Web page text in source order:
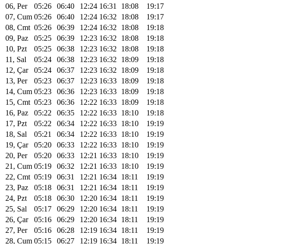
06, Per
05:26 06:40 12:24 16:31 18:08
19:17
07, Cum 05:26 06:40 12:24 16:32 18:08
19:17
08, Cmt 05:26 06:39 12:24 16:32 18:08
19:18
09, Paz
05:25 06:39 12:23 16:32 18:08
19:18
10, Pzt
05:25 06:38 12:23 16:32 18:08
19:18
11, Sal
05:24 06:38 12:23 16:32 18:09
19:18
12, Çar
05:24 06:37 12:23 16:32 18:09
19:18
13, Per
05:23 06:37 12:23 16:33 18:09
19:18
14, Cum 05:23 06:36 12:23 16:33 18:09
19:18
15, Cmt 05:23 06:36 12:22 16:33 18:09
19:18
16, Paz
05:22 06:35 12:22 16:33 18:10
19:18
17, Pzt
05:22 06:34 12:22 16:33 18:10
19:19
18, Sal
05:21 06:34 12:22 16:33 18:10
19:19
19, Çar
05:20 06:33 12:22 16:33 18:10
19:19
20, Per
05:20 06:33 12:21 16:33 18:10
19:19
21, Cum 05:19 06:32 12:21 16:33 18:10
19:19
22, Cmt 05:19 06:31 12:21 16:34 18:11
19:19
23, Paz
05:18 06:31 12:21 16:34 18:11
19:19
24, Pzt
05:18 06:30 12:20 16:34 18:11
19:19
25, Sal
05:17 06:29 12:20 16:34 18:11
19:19
26, Çar
05:16 06:29 12:20 16:34 18:11
19:19
27, Per
05:16 06:28 12:19 16:34 18:11
19:19
28, Cum 05:15 06:27 12:19 16:34 18:11
19:19